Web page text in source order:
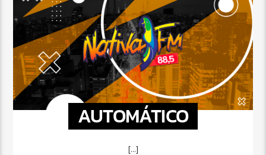
AUTOMÁTICO
[...]